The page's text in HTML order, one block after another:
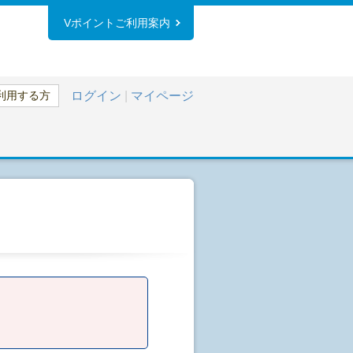
Vポイントご利用案内
用する方 ログイン マイページ